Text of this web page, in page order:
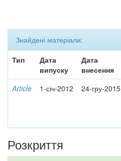
Знайдені матеріали:
Тип
Дата
випуску
Дата
внесення
Article 1-січ-2012 24-гру-2015
Розкриття